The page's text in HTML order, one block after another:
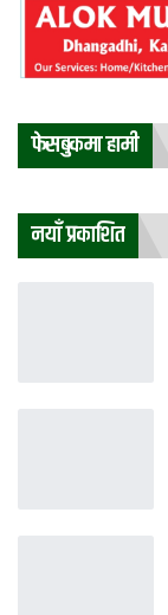
फेसबुकमा हामी
नयाँ प्रकाशित